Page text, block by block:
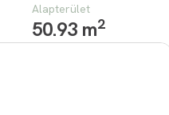
Alapterület
50.93 m2